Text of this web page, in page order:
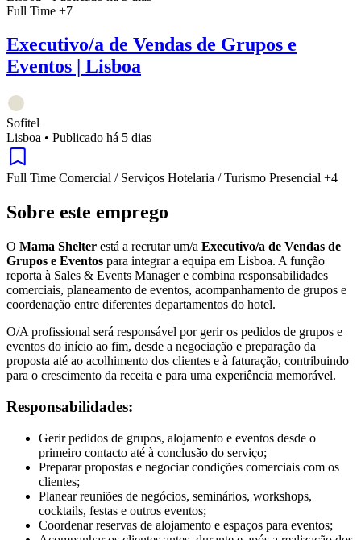
Full Time +7
Executivo/a de Vendas de Grupos e
Eventos | Lisboa
Sofitel
Lisboa • Publicado há 5 dias
Full Time Comercial / Serviços Hotelaria / Turismo Presencial +4
Sobre este emprego
O Mama Shelter está a recrutar um/a Executivo/a de Vendas de
Grupos e Eventos para integrar a equipa em Lisboa. A função
reporta à Sales & Events Manager e combina responsabilidades
comerciais, planeamento de eventos, acompanhamento de grupos e
coordenação entre diferentes departamentos do hotel.
O/A profissional será responsável por gerir os pedidos de grupos e
eventos do início ao fim, desde a negociação e preparação da
proposta até ao acolhimento dos clientes e à faturação, contribuindo
para o crescimento da receita e para uma experiência memorável.
Responsabilidades:
Gerir pedidos de grupos, alojamento e eventos desde o
primeiro contacto até à conclusão do serviço;
Preparar propostas e negociar condições comerciais com os
clientes;
Planear reuniões de negócios, seminários, workshops,
cocktails, festas e outros eventos;
Coordenar reservas de alojamento e espaços para eventos;